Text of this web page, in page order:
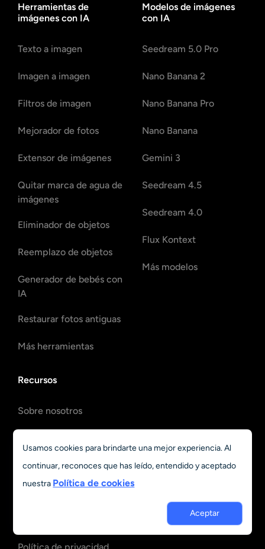
Herramientas de
imágenes con IA
Texto a imagen
Imagen a imagen
Filtros de imagen
Mejorador de fotos
Extensor de imágenes
Quitar marca de agua de
imágenes
Eliminador de objetos
Reemplazo de objetos
Generador de bebés con
IA
Restaurar fotos antiguas
Más herramientas
Modelos de imágenes
con IA
Seedream 5.0 Pro
Nano Banana 2
Nano Banana Pro
Nano Banana
Gemini 3
Seedream 4.5
Seedream 4.0
Flux Kontext
Más modelos
Recursos
Sobre nosotros
Precios
Política de privacidad
Usamos cookies para brindarte una mejor experiencia. Al
continuar, reconoces que has leído, entendido y aceptado
nuestra Política de cookies
Aceptar